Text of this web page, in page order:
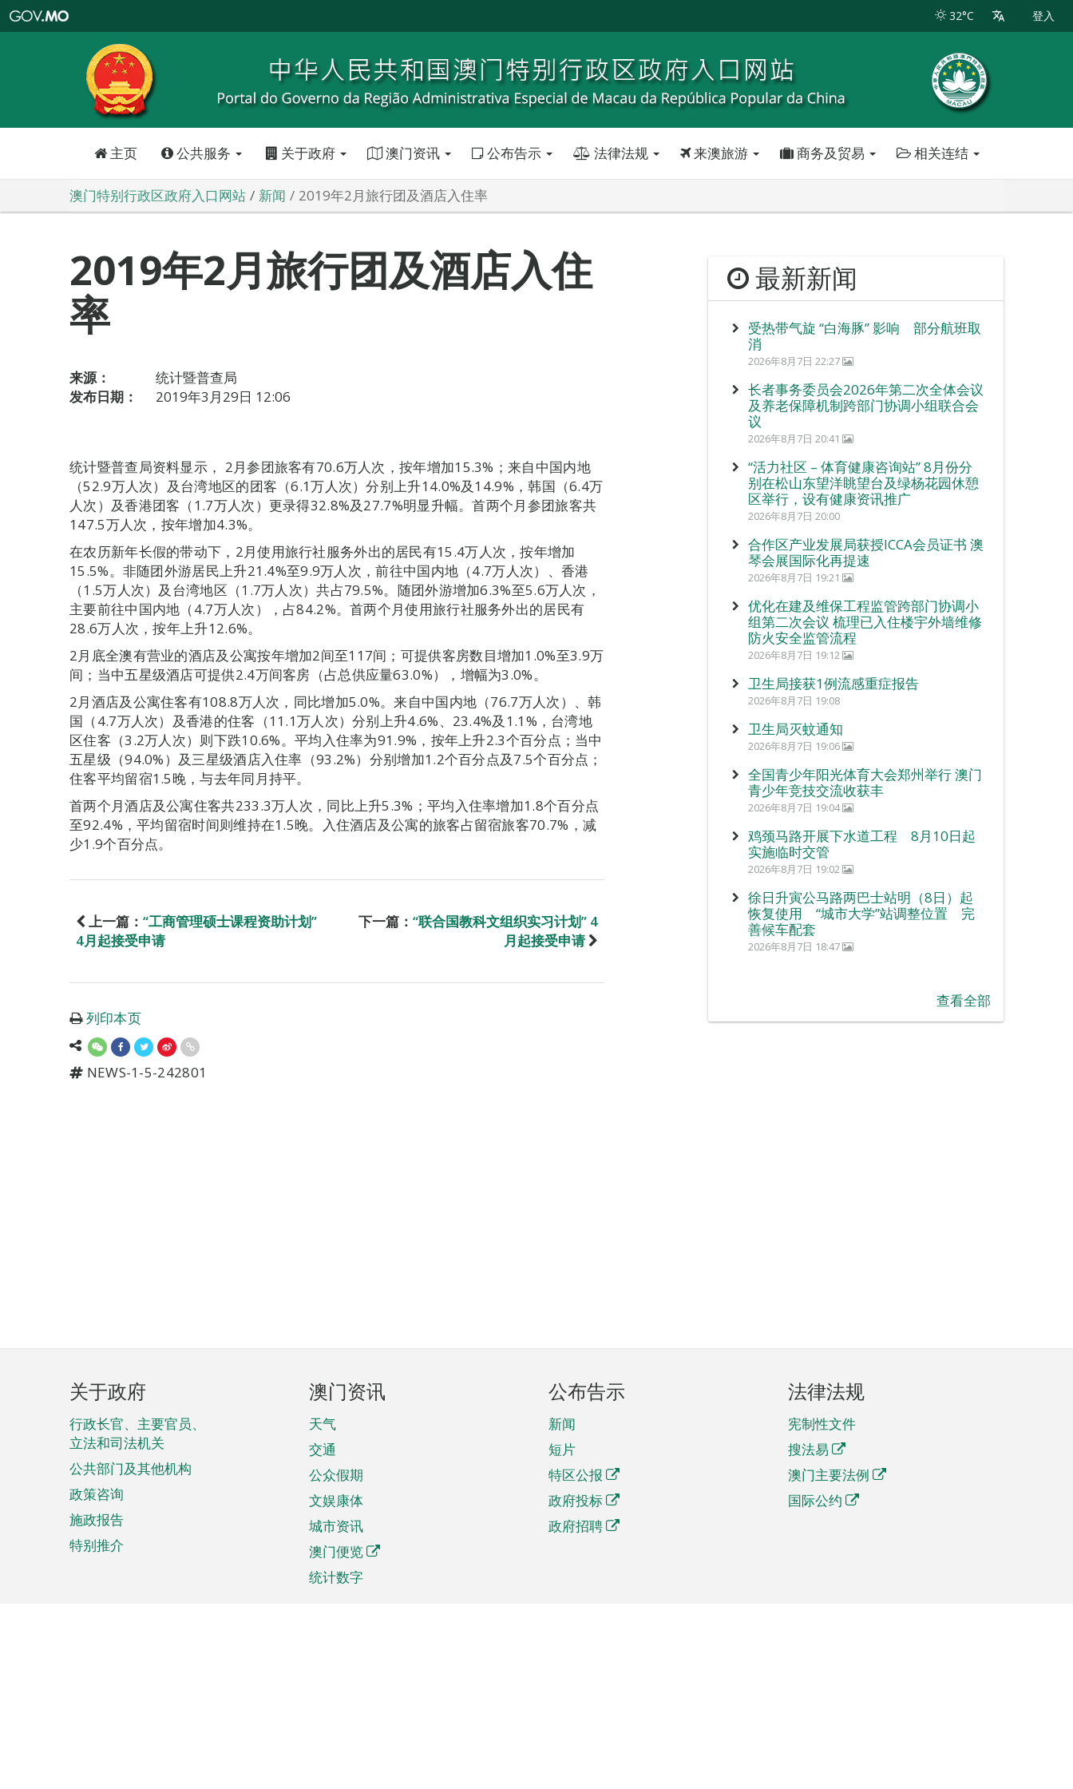
特
政
区
政
口
32°C 登入
主页 公共服务 关于政府 澳门资讯 公布告示 法律法规 来澳旅游 商务及贸易 相关连结
澳门特别行政区政府入口网站 新闻 2019年2月旅行团及酒店入住率
2019年2月旅行团及酒店入住
率
来源：
统计暨普查局
发布日期：
2019年3月29日 12:06
统计暨普查局资料显示， 2月参团旅客有70.6万人次，按年增加15.3%；来自中国内地
（52.9万人次）及台湾地区的团客（6.1万人次）分别上升14.0%及14.9%，韩国（6.4万
人次）及香港团客（1.7万人次）更录得32.8%及27.7%明显升幅。首两个月参团旅客共
147.5万人次，按年增加4.3%。
在农历新年长假的带动下，2月使用旅行社服务外出的居民有15.4万人次，按年增加
15.5%。非随团外游居民上升21.4%至9.9万人次，前往中国内地（4.7万人次）、香港
（1.5万人次）及台湾地区（1.7万人次）共占79.5%。随团外游增加6.3%至5.6万人次，
主要前往中国内地（4.7万人次），占84.2%。首两个月使用旅行社服务外出的居民有
28.6万人次，按年上升12.6%。
2月底全澳有营业的酒店及公寓按年增加2间至117间；可提供客房数目增加1.0%至3.9万
间；当中五星级酒店可提供2.4万间客房（占总供应量63.0%），增幅为3.0%。
2月酒店及公寓住客有108.8万人次，同比增加5.0%。来自中国内地（76.7万人次）、韩
国（4.7万人次）及香港的住客（11.1万人次）分别上升4.6%、23.4%及1.1%，台湾地
区住客（3.2万人次）则下跌10.6%。平均入住率为91.9%，按年上升2.3个百分点；当中
五星级（94.0%）及三星级酒店入住率（93.2%）分别增加1.2个百分点及7.5个百分点；
住客平均留宿1.5晚，与去年同月持平。
首两个月酒店及公寓住客共233.3万人次，同比上升5.3%；平均入住率增加1.8个百分点
至92.4%，平均留宿时间则维持在1.5晚。入住酒店及公寓的旅客占留宿旅客70.7%，减
少1.9个百分点。
上一篇： “工商管理硕士课程资助计划”
4月起接受申请
下一篇： “联合国教科文组织实习计划” 4
月起接受申请
列印本页
NEWS-1-5-242801
最新新闻
受热带气旋 “白海豚” 影响 部分航班取
消
2026年8月7日 22:27
长者事务委员会2026年第二次全体会议
及养老保障机制跨部门协调小组联合会
议
2026年8月7日 20:41
“活力社区 – 体育健康咨询站” 8月份分
别在松山东望洋眺望台及绿杨花园休憩
区举行，设有健康资讯推广
2026年8月7日 20:00
合作区产业发展局获授ICCA会员证书 澳
琴会展国际化再提速
2026年8月7日 19:21
优化在建及维保工程监管跨部门协调小
组第二次会议 梳理已入住楼宇外墙维修
防火安全监管流程
2026年8月7日 19:12
卫生局接获1例流感重症报告
2026年8月7日 19:08
卫生局灭蚊通知
2026年8月7日 19:06
全国青少年阳光体育大会郑州举行 澳门
青少年竞技交流收获丰
2026年8月7日 19:04
鸡颈马路开展下水道工程 8月10日起
实施临时交管
2026年8月7日 19:02
徐日升寅公马路两巴士站明（8日）起
恢复使用 “城市大学”站调整位置 完
善候车配套
2026年8月7日 18:47
查看全部
页
脚
菜
单
关于政府
行政长官、主要官员、
立法和司法机关
公共部门及其他机构
政策咨询
施政报告
特别推介
澳门资讯
天气
交通
公众假期
文娱康体
城市资讯
澳门便览
统计数字
公布告示
新闻
短片
特区公报
政府投标
政府招聘
法律法规
宪制性文件
搜法易
澳门主要法例
国际公约